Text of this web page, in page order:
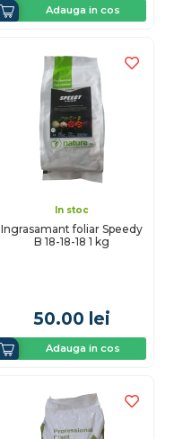
Adauga in cos
In stoc
Ingrasamant foliar Speedy
B 18-18-18 1 kg
50.00 lei
Adauga in cos